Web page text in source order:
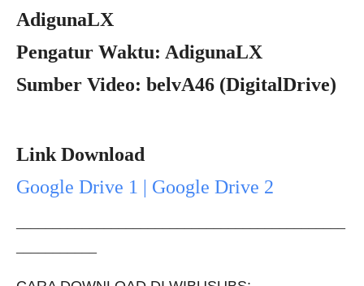
AdigunaLX
Pengatur Waktu: AdigunaLX
Sumber Video: belvA46 (DigitalDrive)
Link Download
Google Drive 1 | Google Drive 2